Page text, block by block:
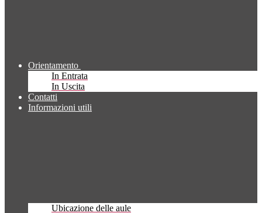
Orientamento
In Entrata
In Uscita
Contatti
Informazioni utili
Ubicazione delle aule